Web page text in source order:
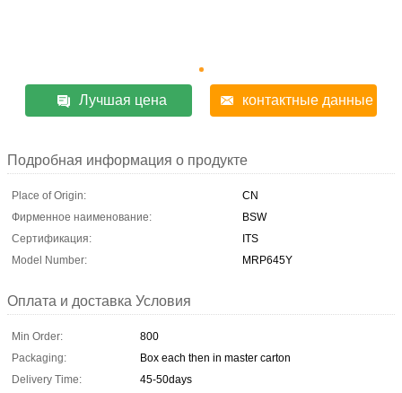
Лучшая цена контактные данные
Подробная информация о продукте
Place of Origin:
CN
Фирменное наименование:
BSW
Сертификация:
ITS
Model Number:
MRP645Y
Оплата и доставка Условия
Min Order:
800
Packaging:
Box each then in master carton
Delivery Time:
45-50days